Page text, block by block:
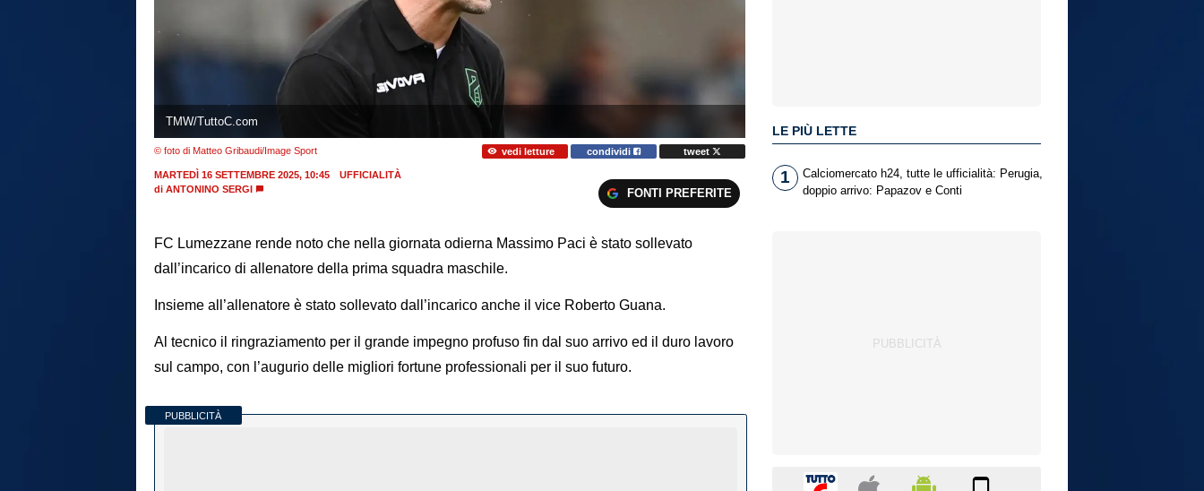
TMW/TuttoC.com
© foto di Matteo Gribaudi/Image Sport vedi letture condividi tweet
MARTEDÌ 16 SETTEMBRE 2025, 10:45
UFFICIALITÀ
di ANTONINO SERGI FONTI PREFERITE
FC Lumezzane rende noto che nella giornata odierna Massimo Paci è stato sollevato
dall’incarico di allenatore della prima squadra maschile.
Insieme all’allenatore è stato sollevato dall’incarico anche il vice Roberto Guana.
Al tecnico il ringraziamento per il grande impegno profuso fin dal suo arrivo ed il duro lavoro
sul campo, con l’augurio delle migliori fortune professionali per il suo futuro.
PUBBLICITÀ
LE PIÙ LETTE
1
Calciomercato h24, tutte le ufficialità: Perugia,
doppio arrivo: Papazov e Conti